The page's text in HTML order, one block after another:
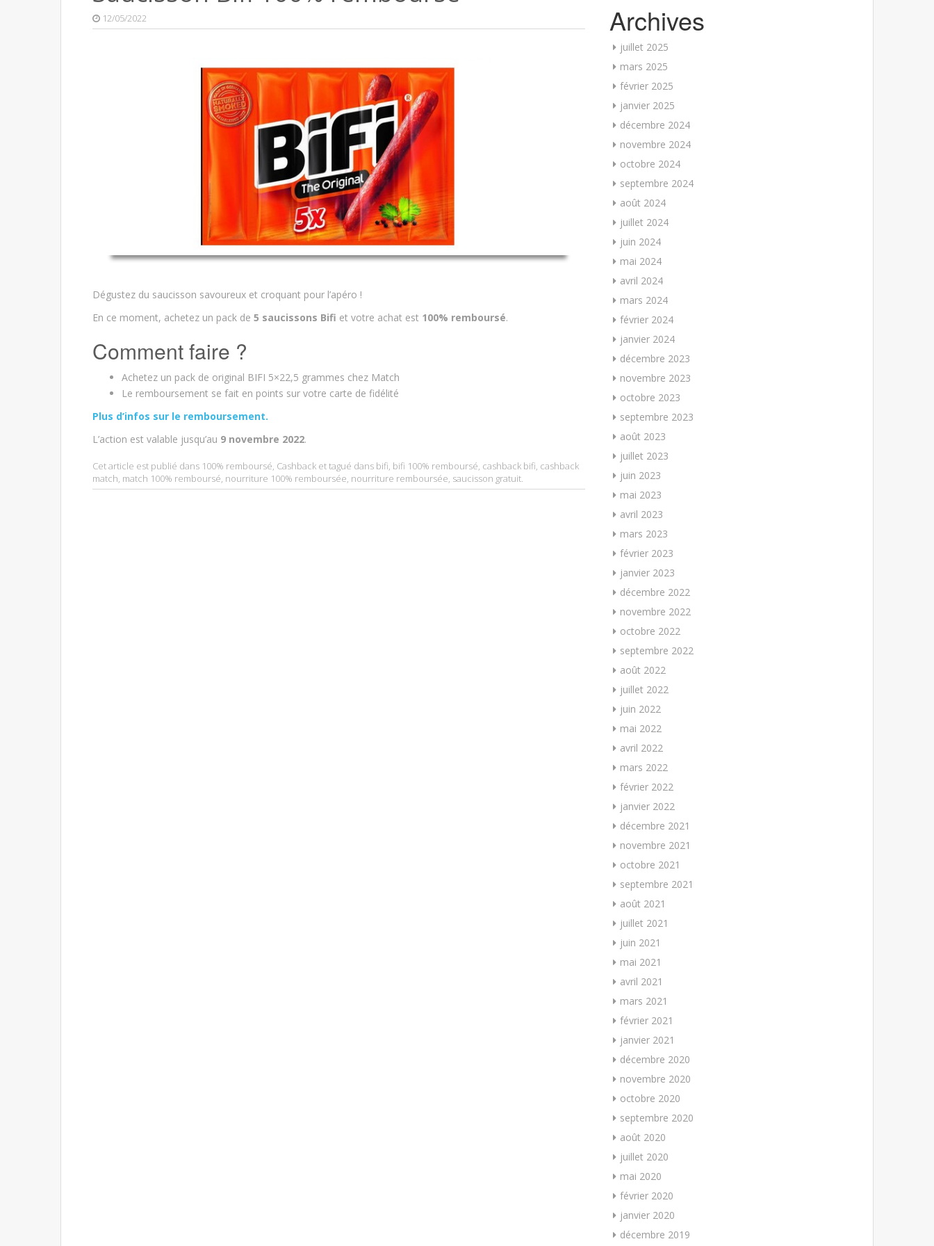
12/05/2022
Dégustez du saucisson savoureux et croquant pour l’apéro !
En ce moment, achetez un pack de 5 saucissons Bifi et votre achat est 100% remboursé.
Comment faire ?
Achetez un pack de original BIFI 5×22,5 grammes chez Match
Le remboursement se fait en points sur votre carte de fidélité
Plus d’infos sur le remboursement.
L’action est valable jusqu’au 9 novembre 2022.
Cet article est publié dans 100% remboursé, Cashback et tagué dans bifi, bifi 100% remboursé, cashback bifi, cashback
match, match 100% remboursé, nourriture 100% remboursée, nourriture remboursée, saucisson gratuit.
Archives
juillet 2025
mars 2025
février 2025
janvier 2025
décembre 2024
novembre 2024
octobre 2024
septembre 2024
août 2024
juillet 2024
juin 2024
mai 2024
avril 2024
mars 2024
février 2024
janvier 2024
décembre 2023
novembre 2023
octobre 2023
septembre 2023
août 2023
juillet 2023
juin 2023
mai 2023
avril 2023
mars 2023
février 2023
janvier 2023
décembre 2022
novembre 2022
octobre 2022
septembre 2022
août 2022
juillet 2022
juin 2022
mai 2022
avril 2022
mars 2022
février 2022
janvier 2022
décembre 2021
novembre 2021
octobre 2021
septembre 2021
août 2021
juillet 2021
juin 2021
mai 2021
avril 2021
mars 2021
février 2021
janvier 2021
décembre 2020
novembre 2020
octobre 2020
septembre 2020
août 2020
juillet 2020
mai 2020
février 2020
janvier 2020
décembre 2019